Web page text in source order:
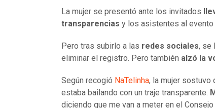
La mujer se presentó ante los invitados
transparencias y los asistentes al evento
Pero tras subirlo a las redes sociales, se
eliminar el registro. Pero también alzó la
Según recogió NaTelinha, la mujer sostuvo
estaba bailando con un traje transparente.
diciendo que me van a meter en el